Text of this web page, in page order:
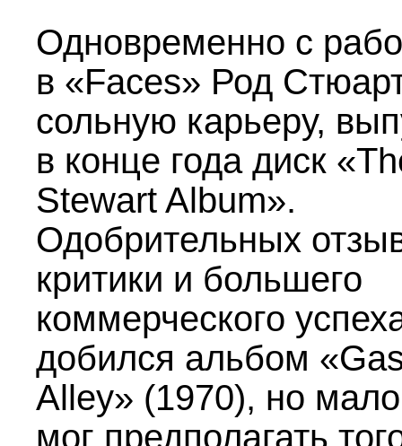
Одновременно с
в «Faces» Род
сольную карьеру,
в конце года диск
Stewart Album».
Одобрительных
критики и большего
коммерческого
добился альбом
Alley» (1970), но мало
мог предполагать